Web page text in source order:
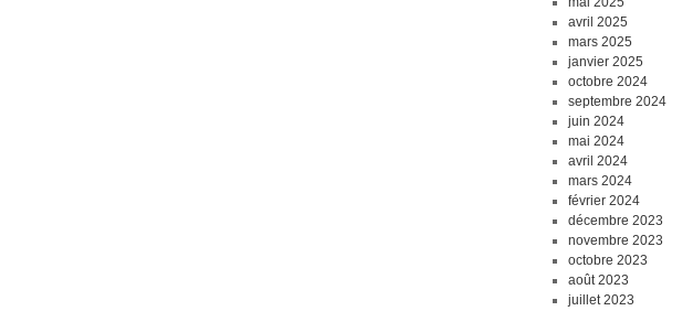
avril 2025
mars 2025
janvier 2025
octobre 2024
septembre 2024
juin 2024
mai 2024
avril 2024
mars 2024
février 2024
décembre 2023
novembre 2023
octobre 2023
août 2023
juillet 2023